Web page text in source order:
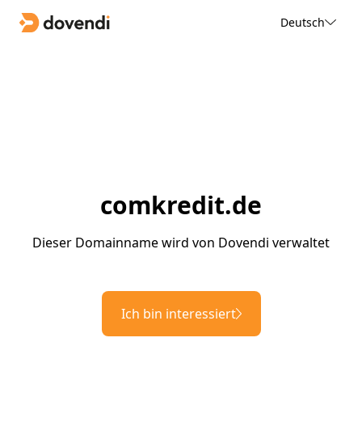
Deutsch
comkredit.de
Dieser Domainname wird von Dovendi verwaltet
Ich bin interessiert